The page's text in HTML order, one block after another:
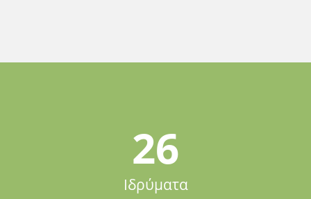
26
Ιδρύματα